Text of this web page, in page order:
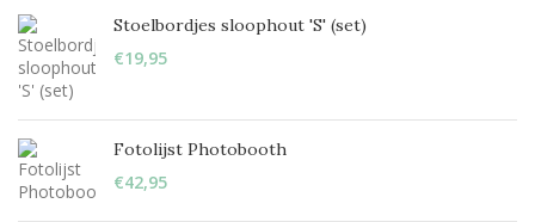
Lucida handwriting
Monotype corosiva
Stencil
Stoelbordjes sloophout 'S' (set)
€19,95
Fotolijst Photobooth
€42,95